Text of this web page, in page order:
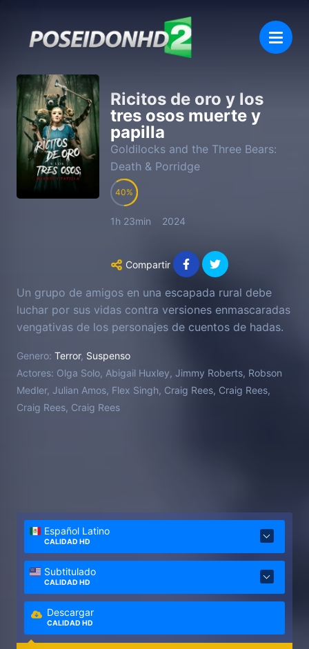
Ricitos de oro y los
tres osos muerte y
papilla
Goldilocks and the Three Bears:
Death & Porridge
40
1h 23min 2024
Compartir
Un grupo de amigos en una escapada rural debe
luchar por sus vidas contra versiones enmascaradas
vengativas de los personajes de cuentos de hadas.
Genero: Terror, Suspenso
Actores: Olga Solo, Abigail Huxley, Jimmy Roberts, Robson
Medler, Julian Amos, Flex Singh, Craig Rees, Craig Rees,
Craig Rees, Craig Rees
Español Latino
CALIDAD HD
Subtitulado
CALIDAD HD
Descargar
CALIDAD HD